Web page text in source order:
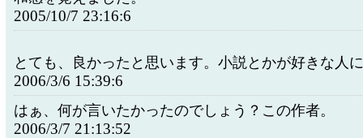
2005/10/7 23:16:6
とても、良かったと思います。小説とかが好きな人
2006/3/6 15:39:6
はぁ、何が言いたかったのでしょう？この作者。
2006/3/7 21:13:52